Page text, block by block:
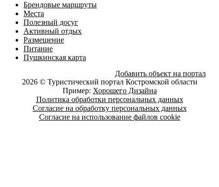
Брендовые маршруты
Места
Полезный досуг
Активный отдых
Размещение
Питание
Пушкинская карта
Добавить объект на портал
2026 © Туристический портал Костромской области
Пример: Хорошего Дизайна
Политика обработки персональных данных
Согласие на обработку персональных данных
Согласие на использование файлов cookie